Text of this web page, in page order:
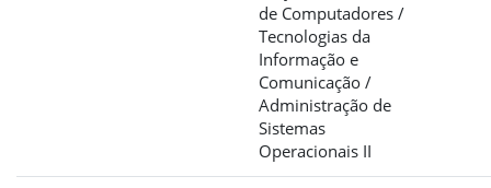
de Computadores /
Tecnologias da
Informação e
Comunicação /
Administração de
Sistemas
Operacionais II